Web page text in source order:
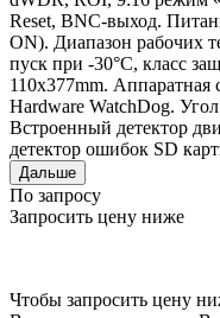
Reset, BNC-выход.
ON). Диапазон рабочих
пуск при -30°C, класс
110x377mm. Аппаратная
Hardware WatchDog.
Встроенный детектор
детектор ошибок SD
Дальше
По запросу
Запросить цену ниже
Чтобы запросить цену